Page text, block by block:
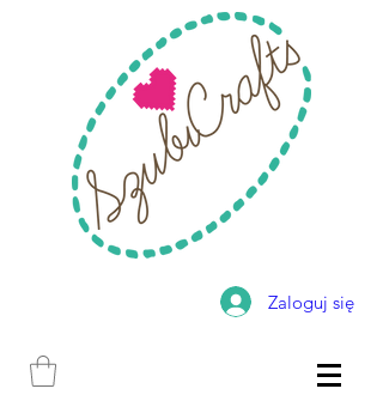
Zaloguj się